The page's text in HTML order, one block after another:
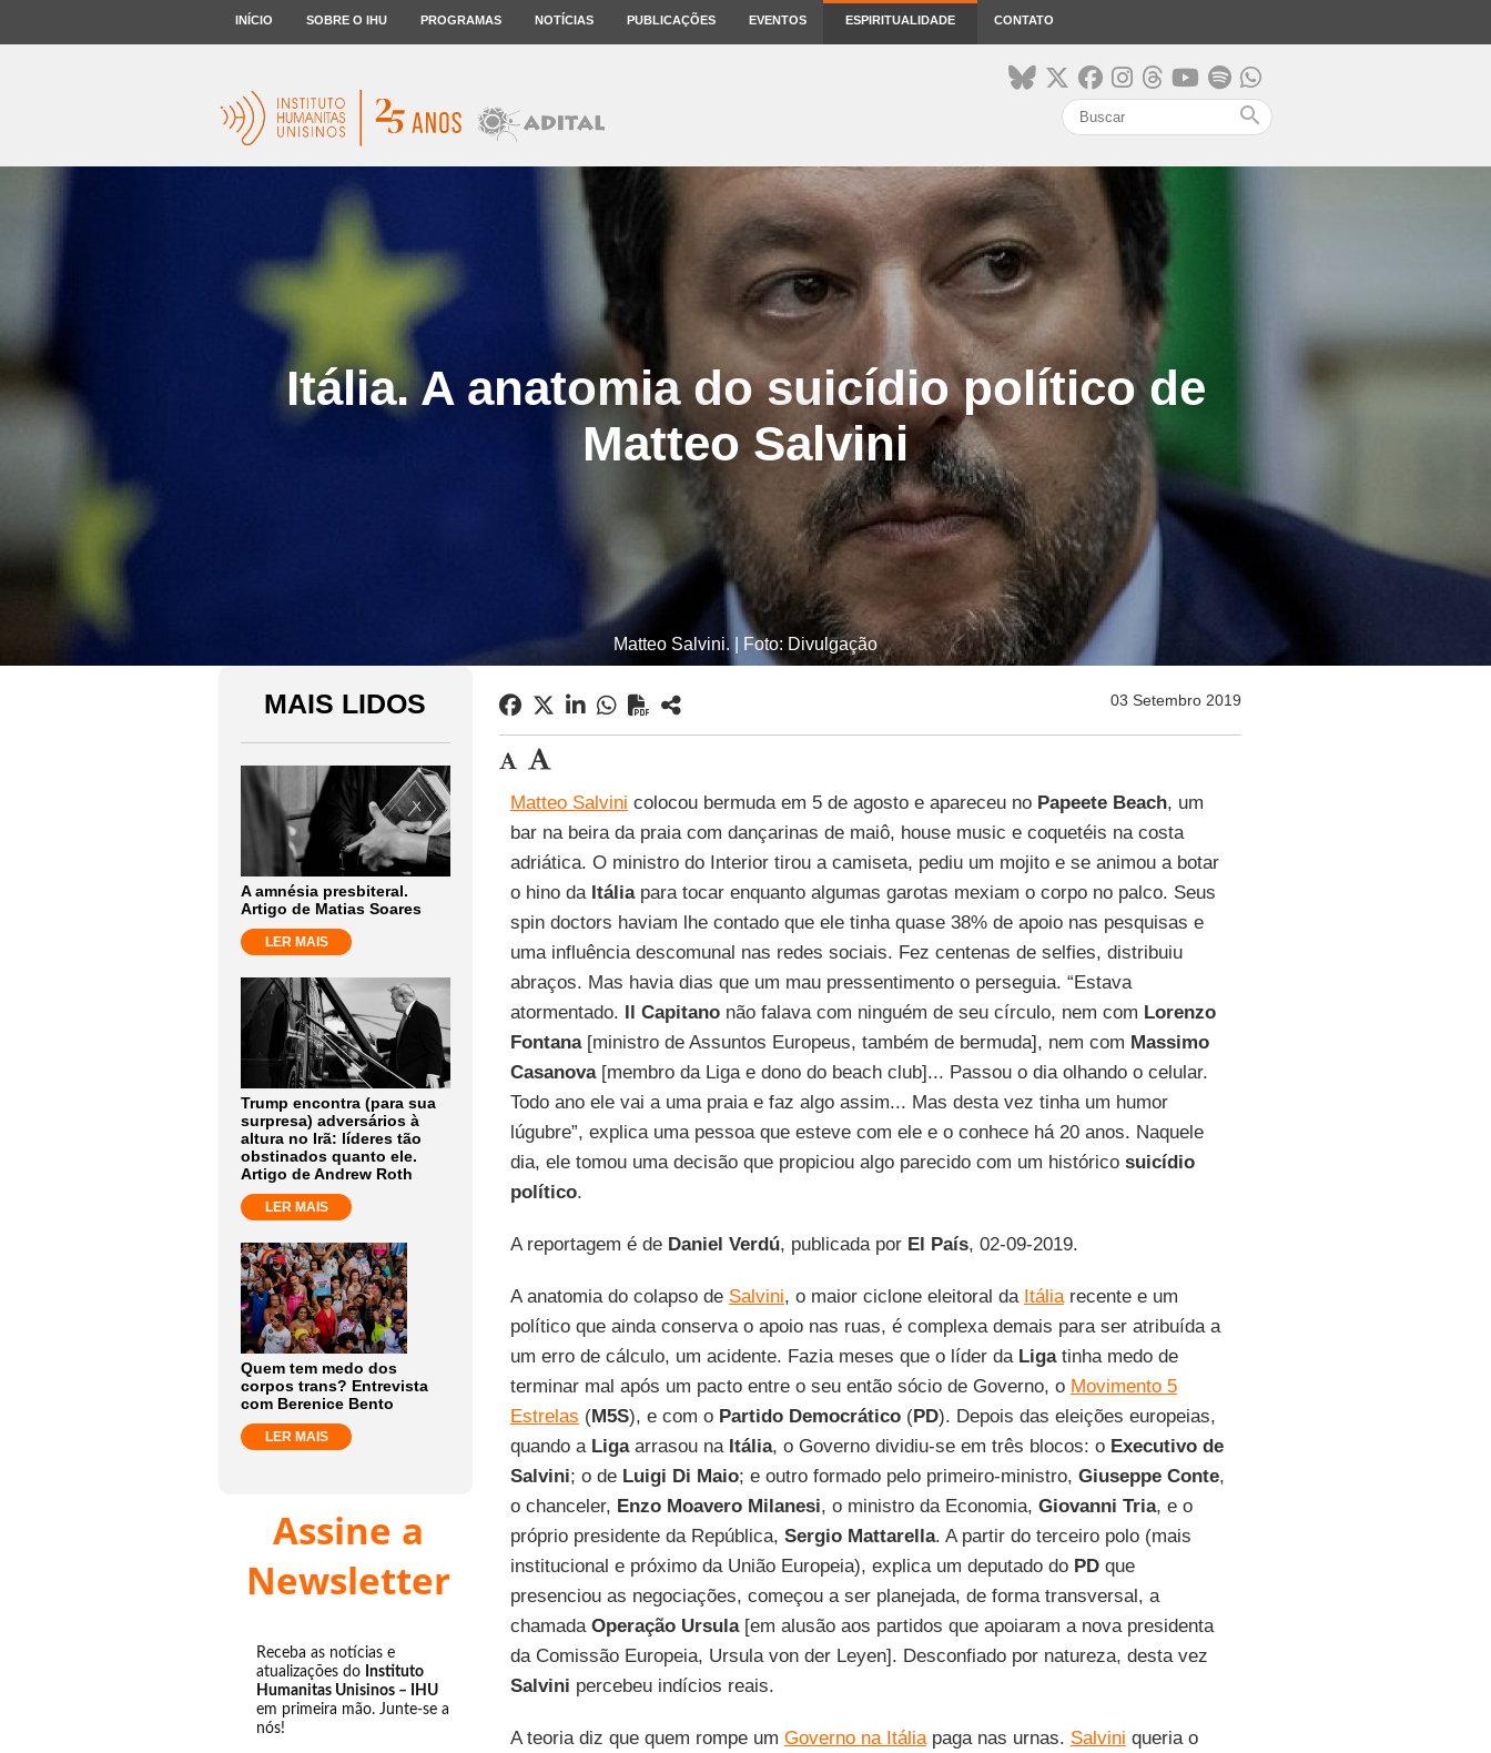
INÍCIO SOBRE O IHU PROGRAMAS NOTÍCIAS PUBLICAÇÕES EVENTOS ESPIRITUALIDADE CONTATO
search
Itália. A anatomia do suicídio político de
Matteo Salvini
Matteo Salvini. | Foto: Divulgação
MAIS LIDOS
A amnésia presbiteral.
Artigo de Matias Soares
LER MAIS
Trump encontra (para sua
surpresa) adversários à
altura no Irã: líderes tão
obstinados quanto ele.
Artigo de Andrew Roth
LER MAIS
Quem tem medo dos
corpos trans? Entrevista
com Berenice Bento
LER MAIS
Assine a
Newsletter
Receba as notícias e
atualizações do Instituto
Humanitas Unisinos – IHU
em primeira mão. Junte-se a
nós!
03 Setembro 2019
Matteo Salvini colocou bermuda em 5 de agosto e apareceu no Papeete Beach, um
bar na beira da praia com dançarinas de maiô, house music e coquetéis na costa
adriática. O ministro do Interior tirou a camiseta, pediu um mojito e se animou a botar
o hino da Itáliapara tocar enquanto algumas garotas mexiam o corpo no palco. Seus
spin doctors haviam lhe contado que ele tinha quase 38% de apoio nas pesquisas e
uma influência descomunal nas redes sociais. Fez centenas de selfies, distribuiu
abraços. Mas havia dias que um mau pressentimento o perseguia. “Estava
atormentado. Il Capitanonão falava com ninguém de seu círculo, nem com Lorenzo
Fontana[ministro de Assuntos Europeus, também de bermuda], nem com Massimo
Casanova[membro da Liga e dono do beach club]... Passou o dia olhando o celular.
Todo ano ele vai a uma praia e faz algo assim... Mas desta vez tinha um humor
lúgubre”, explica uma pessoa que esteve com ele e o conhece há 20 anos. Naquele
dia, ele tomou uma decisão que propiciou algo parecido com um histórico suicídio
político.
A reportagem é de Daniel Verdú, publicada por El País, 02-09-2019.
A anatomia do colapso de Salvini, o maior ciclone eleitoral da Itáliarecente e um
político que ainda conserva o apoio nas ruas, é complexa demais para ser atribuída a
um erro de cálculo, um acidente. Fazia meses que o líder da Ligatinha medo de
terminar mal após um pacto entre o seu então sócio de Governo, o Movimento 5
Estrelas (M5S), e com o Partido Democrático(PD). Depois das eleições europeias,
quando a Ligaarrasou na Itália, o Governo dividiu-se em três blocos: o Executivo de
Salvini; o de Luigi Di Maio; e outro formado pelo primeiro-ministro, Giuseppe Conte,
o chanceler, Enzo Moavero Milanesi, o ministro da Economia, Giovanni Tria, e o
próprio presidente da República, Sergio Mattarella. A partir do terceiro polo (mais
institucional e próximo da União Europeia), explica um deputado do PDque
presenciou as negociações, começou a ser planejada, de forma transversal, a
chamada Operação Ursula[em alusão aos partidos que apoiaram a nova presidenta
da Comissão Europeia, Ursula von der Leyen]. Desconfiado por natureza, desta vez
Salvini percebeu indícios reais.
A teoria diz que quem rompe um Governo na Itáliapaga nas urnas. Salvini queria o